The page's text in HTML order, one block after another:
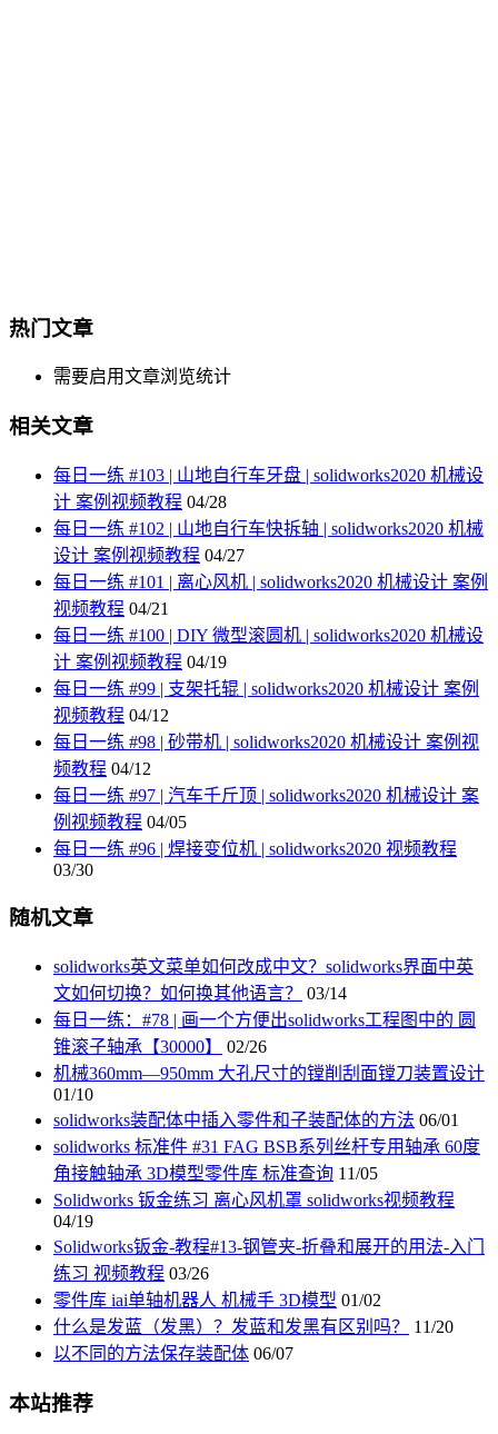
热门文章
需要启用文章浏览统计
相关文章
每日一练 #103 | 山地自行车牙盘 | solidworks2020 机械设
计 案例视频教程 04/28
每日一练 #102 | 山地自行车快拆轴 | solidworks2020 机械
设计 案例视频教程 04/27
每日一练 #101 | 离心风机 | solidworks2020 机械设计 案例
视频教程 04/21
每日一练 #100 | DIY 微型滚圆机 | solidworks2020 机械设
计 案例视频教程 04/19
每日一练 #99 | 支架托辊 | solidworks2020 机械设计 案例
视频教程 04/12
每日一练 #98 | 砂带机 | solidworks2020 机械设计 案例视
频教程 04/12
每日一练 #97 | 汽车千斤顶 | solidworks2020 机械设计 案
例视频教程 04/05
每日一练 #96 | 焊接变位机 | solidworks2020 视频教程
03/30
随机文章
solidworks英文菜单如何改成中文？solidworks界面中英
文如何切换？如何换其他语言？
03/14
每日一练：#78 | 画一个方便出solidworks工程图中的 圆
锥滚子轴承【30000】
02/26
机械360mm—950mm 大孔尺寸的镗削刮面镗刀装置设计
01/10
solidworks装配体中插入零件和子装配体的方法 06/01
solidworks 标准件 #31 FAG BSB系列丝杆专用轴承 60度
角接触轴承 3D模型零件库 标准查询 11/05
Solidworks 钣金练习 离心风机罩 solidworks视频教程
04/19
Solidworks钣金-教程#13-钢管夹-折叠和展开的用法-入门
练习 视频教程 03/26
零件库 iai单轴机器人 机械手 3D模型 01/02
什么是发蓝（发黑）？发蓝和发黑有区别吗？
11/20
以不同的方法保存装配体 06/07
本站推荐